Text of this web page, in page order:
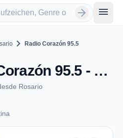
arrow_forward menu
chevron_right Radio Corazón 95.5
Radio Corazón 95.5 - FM 95.5 - Rosario
Rosario